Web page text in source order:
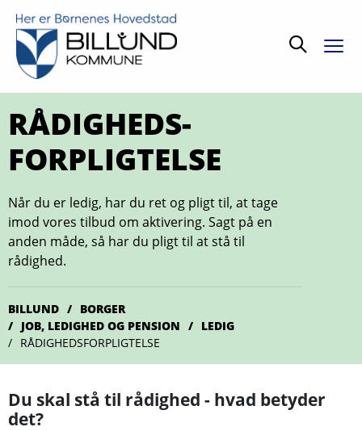
Søg
RÅDIGHEDS-
FORPLIGTELSE
Når du er ledig, har du ret og pligt til, at tage
imod vores tilbud om aktivering. Sagt på en
anden måde, så har du pligt til at stå til
rådighed.
BILLUND
BORGER
JOB, LEDIGHED OG PENSION
LEDIG
RÅDIGHEDSFORPLIGTELSE
Du skal stå til rådighed - hvad betyder
det?